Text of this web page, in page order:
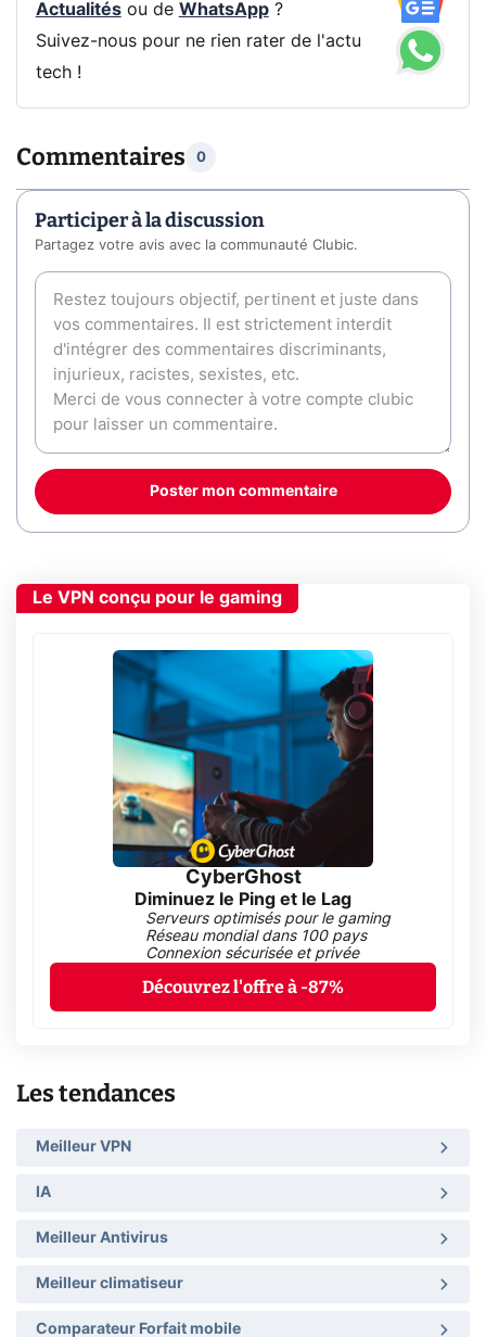
Actualitésou de WhatsApp?
Suivez-nous pour ne rien rater de l'actu
tech !
Commentaires 0
Participer à la discussion
Partagez votre avis avec la communauté Clubic.
Poster mon commentaire
Le VPN conçu pour le gaming
CyberGhost
Diminuez le Ping et le Lag
Serveurs optimisés pour le gaming
Réseau mondial dans 100 pays
Connexion sécurisée et privée
Découvrez l'offre à -87%
Les tendances
Meilleur VPN
IA
Meilleur Antivirus
Meilleur climatiseur
Comparateur Forfait mobile